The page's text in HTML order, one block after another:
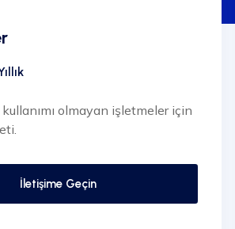
olmayan işletmeler için
İletişime Geçin